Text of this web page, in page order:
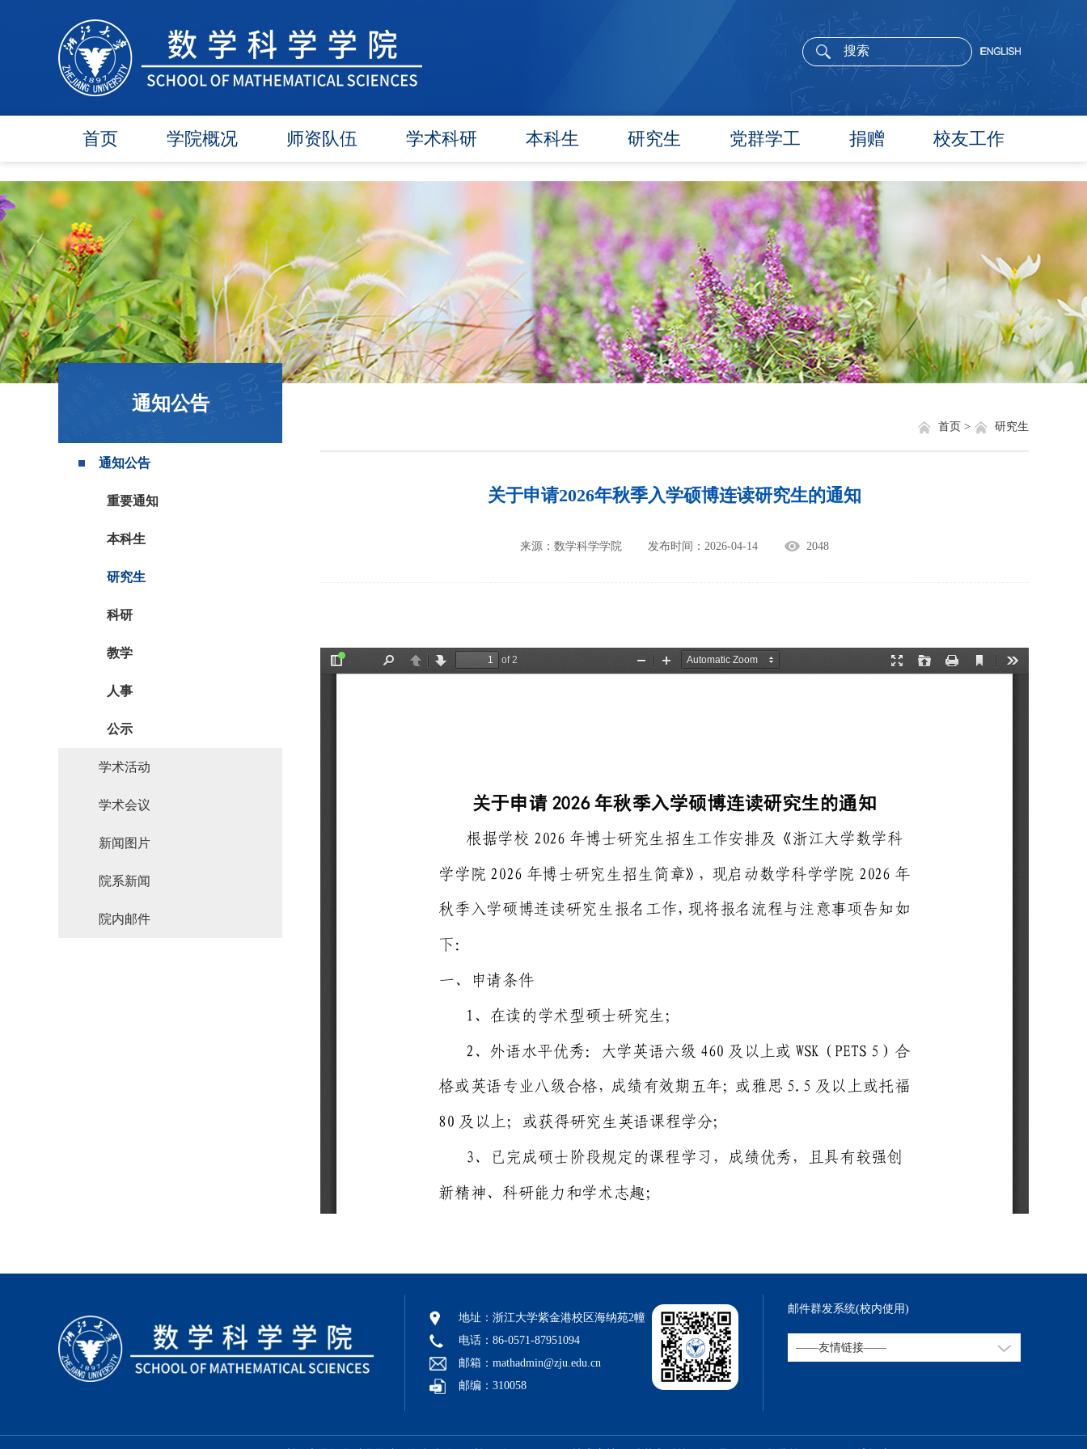
首页 学院概况
学院简介
学院领导
各委员会
办事指南
行政团队
师资队伍
在任教师
博导师资
硕导师资
退休教师
人才引进
政策文件
学术科研
学术团队
学术活动
信息公告
文件汇编
本科生
信息公告
教研动态
学籍管理
实践教学
对外交流
培养方案
研究生
信息公告
招生工作
培养工作
毕业学位
政策文件
党群学工
党委概况
党建工作
文件汇编
团学通知
团学新闻
就业信息
学生文件资料
规章制度
捐赠 校友工作
院长寄语
活动通告
校友新闻
校友风采
校友名录
相关网站链接
关于我们
通知公告
通知公告
重要通知
本科生
研究生
科研
教学
人事
公示
学术活动
学术会议
新闻图片
院系新闻
院内邮件
研究生
首页 >
关于申请2026年秋季入学硕博连读研究生的通知
来源：数学科学学院 发布时间：2026-04-14 2048
地址：浙江大学紫金港校区海纳苑2幢
电话：86-0571-87951094
邮箱：mathadmin@zju.edu.cn
邮编：310058
邮件群发系统(校内使用)